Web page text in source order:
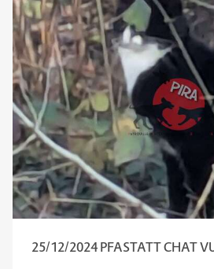
25/12/2024 PFASTATT CHAT